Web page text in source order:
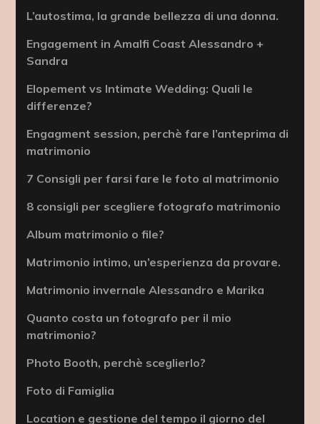
L’autostima, la grande bellezza di una donna.
Engagement in Amalfi Coast Alessandro +
Sandra
Elopement vs Intimate Wedding: Quali le
differenze?
Engagment session, perchè fare l’anteprima di
matrimonio
7 Consigli per farsi fare le foto al matrimonio
8 consigli per scegliere fotografo matrimonio
Album matrimonio o file?
Matrimonio intimo, un’esperienza da provare.
Matrimonio invernale Alessandro e Marika
Quanto costa un fotografo per il mio
matrimonio?
Photo Booth, perchè sceglierlo?
Foto di Famiglia
Location e gestione del tempo il giorno del